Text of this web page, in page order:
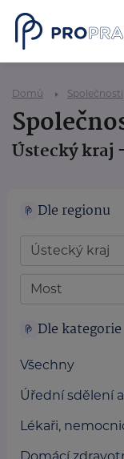
Domů Společnosti
Ústecký kraj
Dle regionu
Dle kategorie
Všechny
Úřední sdělení
Lékaři,